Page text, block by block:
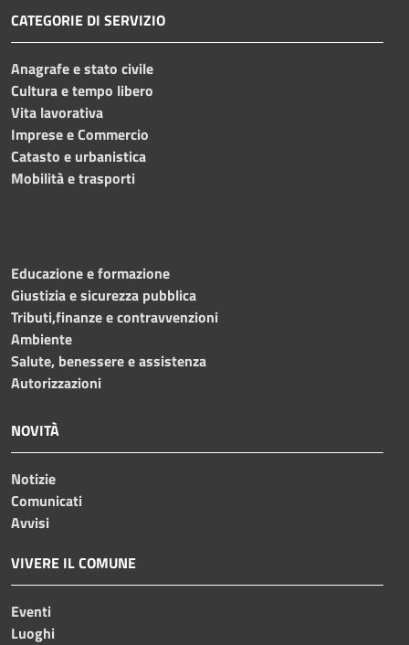
CATEGORIE DI SERVIZIO
Anagrafe e stato civile
Cultura e tempo libero
Vita lavorativa
Imprese e Commercio
Catasto e urbanistica
Mobilità e trasporti
Educazione e formazione
Giustizia e sicurezza pubblica
Tributi,finanze e contravvenzioni
Ambiente
Salute, benessere e assistenza
Autorizzazioni
NOVITÀ
Notizie
Comunicati
Avvisi
VIVERE IL COMUNE
Eventi
Luoghi